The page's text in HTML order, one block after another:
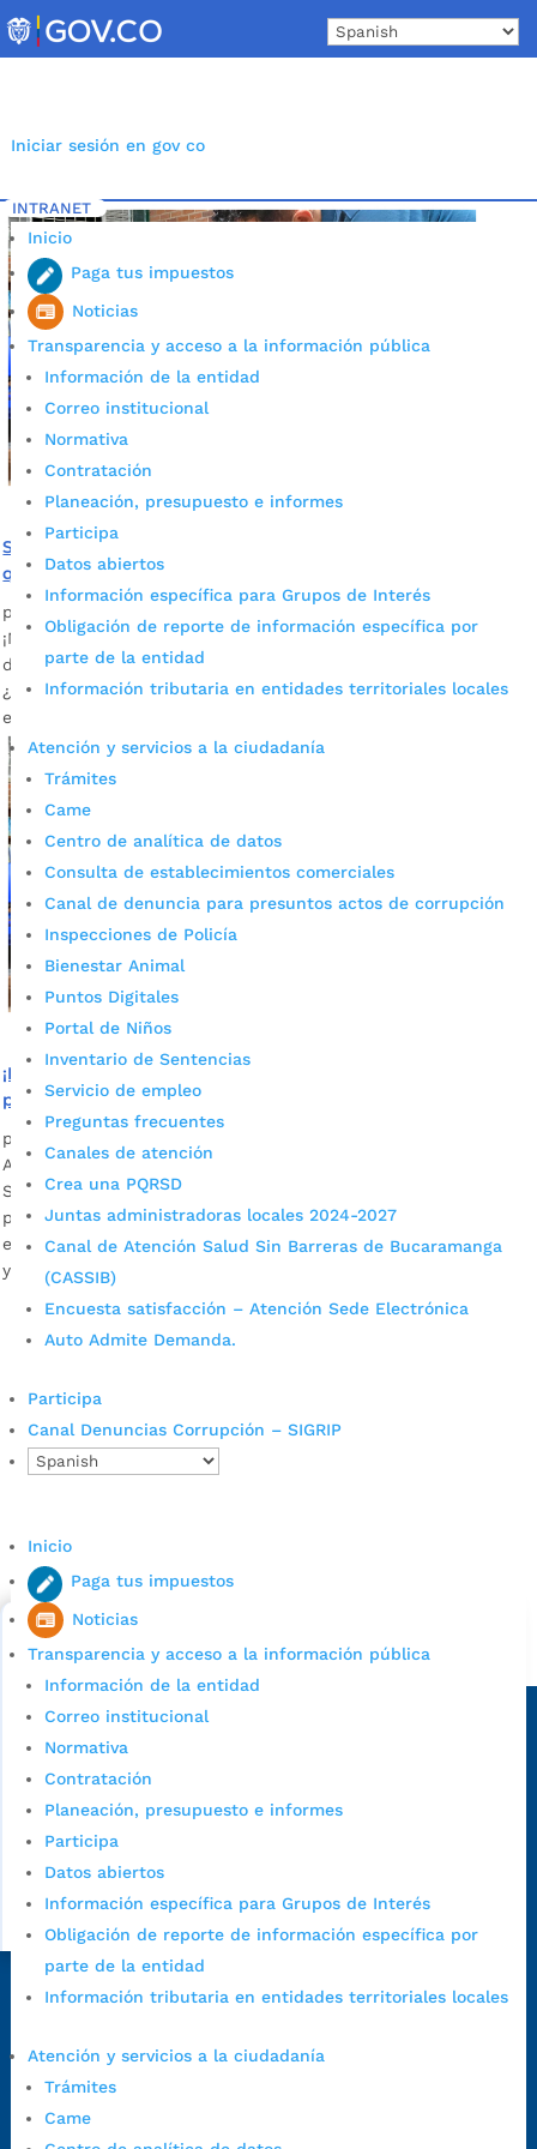
to
content
Iniciar sesión en gov co
INTRANET
Inicio
Paga tus impuestos
Noticias
Transparencia y acceso a la información pública
Información de la entidad
Correo institucional
Normativa
Contratación
Planeación, presupuesto e informes
Participa
Datos abiertos
Información específica para Grupos de Interés
Obligación de reporte de información específica por
parte de la entidad
Información tributaria en entidades territoriales locales
Atención y servicios a la ciudadanía
Trámites
Came
Centro de analítica de datos
Consulta de establecimientos comerciales
Canal de denuncia para presuntos actos de corrupción
Inspecciones de Policía
Bienestar Animal
Puntos Digitales
Portal de Niños
Inventario de Sentencias
Servicio de empleo
Preguntas frecuentes
Canales de atención
Crea una PQRSD
Juntas administradoras locales 2024-2027
Canal de Atención Salud Sin Barreras de Bucaramanga
(CASSIB)
Encuesta satisfacción – Atención Sede Electrónica
Auto Admite Demanda.
Participa
Canal Denuncias Corrupción – SIGRIP
Inicio
Paga tus impuestos
Noticias
Transparencia y acceso a la información pública
Información de la entidad
Correo institucional
Normativa
Contratación
Planeación, presupuesto e informes
Participa
Datos abiertos
Información específica para Grupos de Interés
Obligación de reporte de información específica por
parte de la entidad
Información tributaria en entidades territoriales locales
Atención y servicios a la ciudadanía
Trámites
Came
Inicio 5 Etiqueta: estudiantes en extraedad
Se buscan personas que no terminaron el bachillerato o
que no sepan leer y escribir
por
¡Nunca es tarde para aprender! La oferta educativa está
dirigida a personas de 15 a 100 años que quieran estudiar.
¿Conoce a alguien a quien le interese estudiar? Cuéntele
esta información.
¡Nunca es tarde para estudiar! Finalice en los CLEI su
primaria o bachillerato
por
A través de los Ciclos Lectivos Especiales Integrados, CLEI, la
Secretaría de Educación de Bucaramanga atiende a la
población adulta o los jóvenes que se encuentren en
extraedad y que aún no han finalizado su educación básica
y media. Fotografía: Archivo/prensa...
Consulta aqui los pasos para inscribirse y solicitar un
cupo escolar en los colegios oficiales de
Bucaramanga.
Alcaldía de Bucaramanga
Dirección Fase I:Calle 35 # 10-43, Bucaramanga, Santander,
Dirección Fase II:Carrera 11 # 34-52, Bucaramanga, Santander,
Colombia
Código Postal: